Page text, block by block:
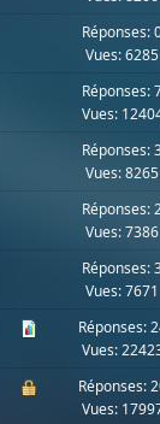
Réponses:
Vues: 6285
Réponses:
Vues:
Réponses:
Vues: 8265
Réponses:
Vues: 7386
Réponses:
Vues: 7671
Réponses:
Vues:
Réponses:
Vues: